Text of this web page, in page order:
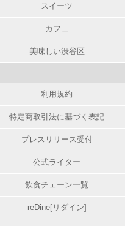
スイーツ
カフェ
美味しい渋谷区
利用規約
特定商取引法に基づく表記
プレスリリース受付
公式ライター
飲食チェーン一覧
reDine[リダイン]